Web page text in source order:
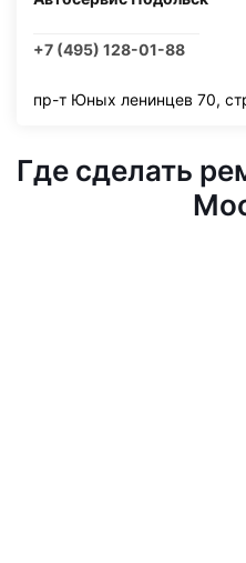
+7 (495) 128-01-88
пр-т Юных ленинцев 70,
Где сделать